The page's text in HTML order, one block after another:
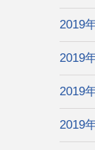
2019
2019
2019
2019